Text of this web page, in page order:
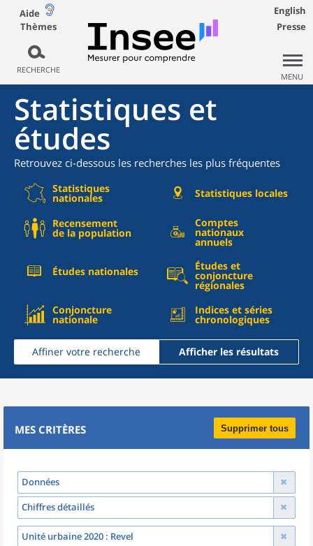
Aide
Thèmes
RECHERCHE
English
Presse
MENU
Statistiques et
études
Retrouvez ci-dessous les recherches les plus fréquentes
Statistiques
nationales Statistiques locales
Recensement
de la population
Comptes
nationaux
annuels
Études nationales Études et
conjoncture
régionales
Conjoncture
nationale
Indices et séries
chronologiques
Affiner votre recherche Afficher les résultats
MES CRITÈRES Supprimer tous
Données
Chiffres détaillés
Unité urbaine 2020 : Revel